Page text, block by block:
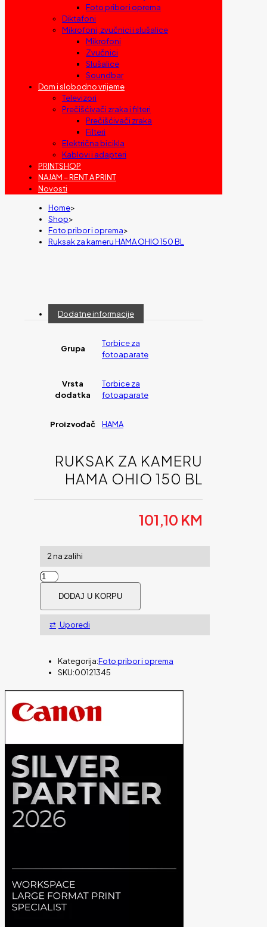
Foto pribor i oprema
Diktafoni
Mikrofoni, zvučnici i slušalice
Mikrofoni
Zvučnici
Slušalice
Soundbar
Dom i slobodno vrijeme
Televizori
Prečišćivači zraka i filteri
Prečišćivači zraka
Filteri
Električna bicikla
Kablovi i adapteri
PRINTSHOP
NAJAM – RENT A PRINT
Novosti
Home>
Shop>
Foto pribor i oprema>
Ruksak za kameru HAMA OHIO 150 BL
Dodatne informacije
Grupa
Torbice za
fotoaparate
Vrsta
dodatka
Torbice za
fotoaparate
Proizvođač HAMA
RUKSAK ZA KAMERU
HAMA OHIO 150 BL
101,10 KM
2 na zalihi
Ruksak
za
kameru
HAMA
OHIO
DODAJ U KORPU
Uporedi
Kategorija:Foto pribor i oprema
SKU:00121345